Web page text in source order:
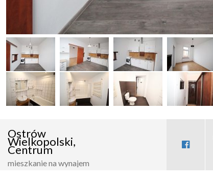
Ostrów
Wielkopolski,
Centrum
mieszkanie na wynajem